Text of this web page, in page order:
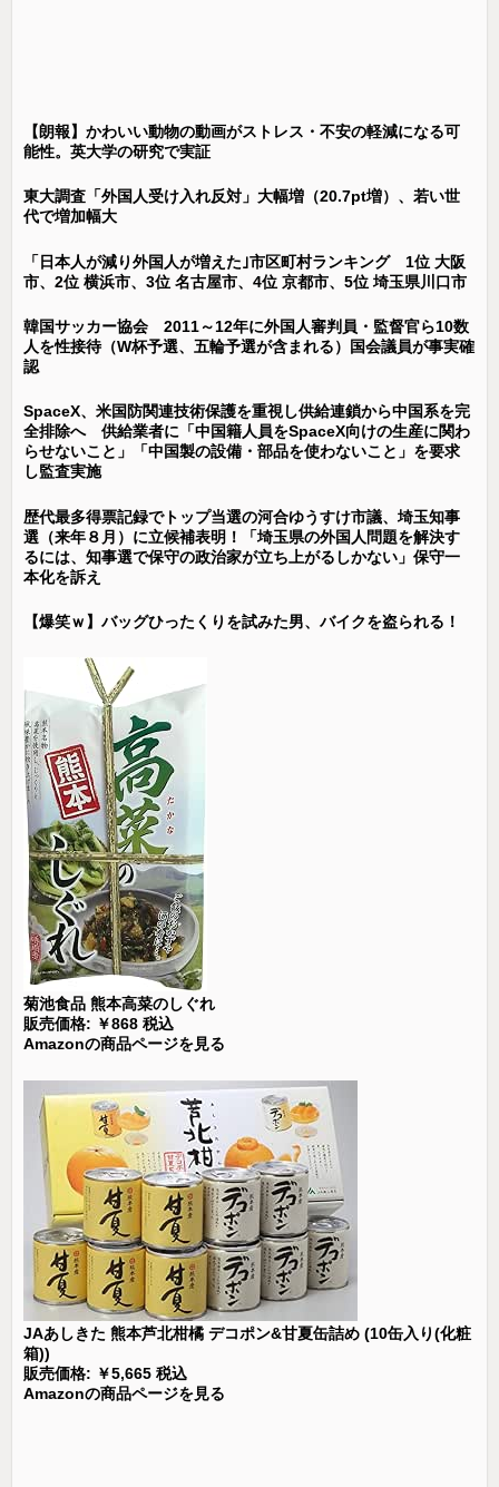
【朗報】かわいい動物の動画がストレス・不安の軽減になる可
能性。英大学の研究で実証
東大調査「外国人受け入れ反対」大幅増（20.7pt増）、若い世
代で増加幅大
「日本人が減り外国人が増えた｣市区町村ランキング 1位 大阪
市、2位 横浜市、3位 名古屋市、4位 京都市、5位 埼玉県川口市
韓国サッカー協会 2011～12年に外国人審判員・監督官ら10数
人を性接待（W杯予選、五輪予選が含まれる）国会議員が事実確
認
SpaceX、米国防関連技術保護を重視し供給連鎖から中国系を完
全排除へ 供給業者に「中国籍人員をSpaceX向けの生産に関わ
らせないこと」「中国製の設備・部品を使わないこと」を要求
し監査実施
歴代最多得票記録でトップ当選の河合ゆうすけ市議、埼玉知事
選（来年８月）に立候補表明！「埼玉県の外国人問題を解決す
るには、知事選で保守の政治家が立ち上がるしかない」保守一
本化を訴え
【爆笑ｗ】バッグひったくりを試みた男、バイクを盗られる！
菊池食品 熊本高菜のしぐれ
販売価格: ￥868 税込
Amazonの商品ページを見る
JAあしきた 熊本芦北柑橘 デコポン&甘夏缶詰め (10缶入り(化粧
箱))
販売価格: ￥5,665 税込
Amazonの商品ページを見る